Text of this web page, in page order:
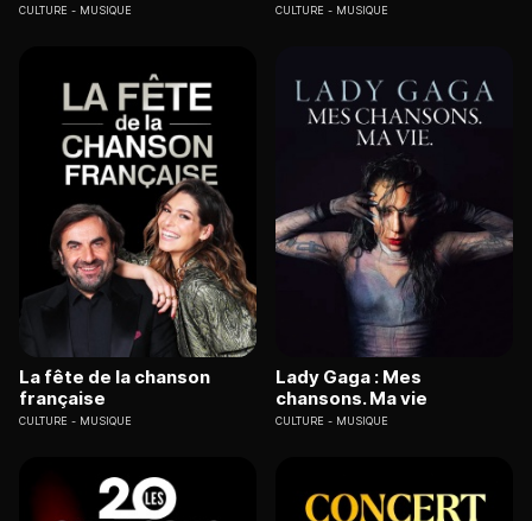
CULTURE MUSIQUE CULTURE MUSIQUE
La fête de la chanson
française
CULTURE MUSIQUE
Lady Gaga : Mes
chansons. Ma vie
CULTURE MUSIQUE